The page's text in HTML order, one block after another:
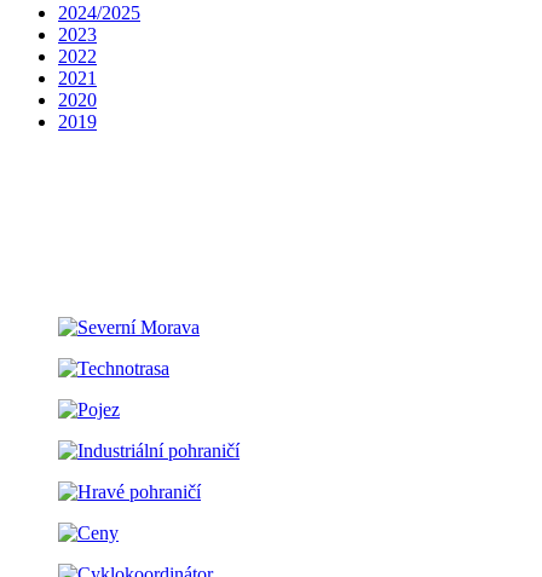
2024/2025
2023
2022
2021
2020
2019